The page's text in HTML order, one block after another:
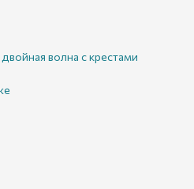
волна с крестами